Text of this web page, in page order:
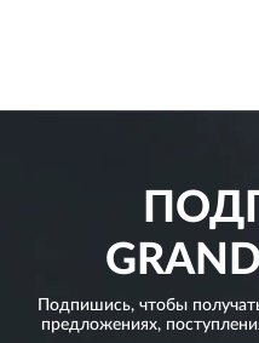
Подпишись, чтобы
предложениях,